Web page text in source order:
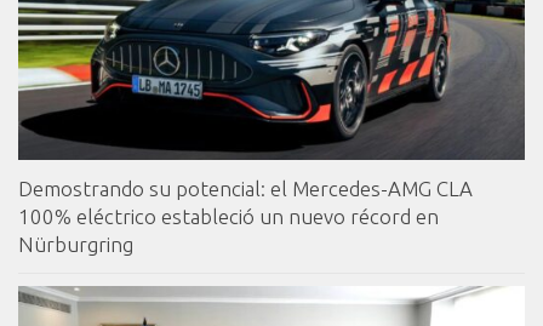
Demostrando su potencial: el Mercedes-AMG CLA
100% eléctrico estableció un nuevo récord en
Nürburgring